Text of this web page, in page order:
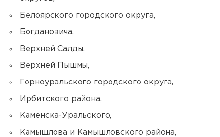
Белоярского городского округа,
Богдановича,
Верхней Салды,
Верхней Пышмы,
Горноуральского городского округа,
Ирбитского района,
Каменска-Уральского,
Камышлова и Камышловского района,